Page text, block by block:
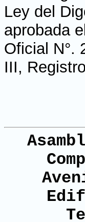
Ley del
aprobada
Oficial N°.
III,